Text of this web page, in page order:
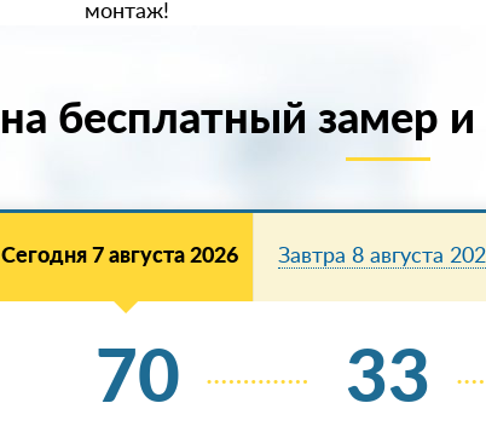
монтаж!
на бесплатный замер
Сегодня 7 августа 2026 Завтра 8 августа
70 33